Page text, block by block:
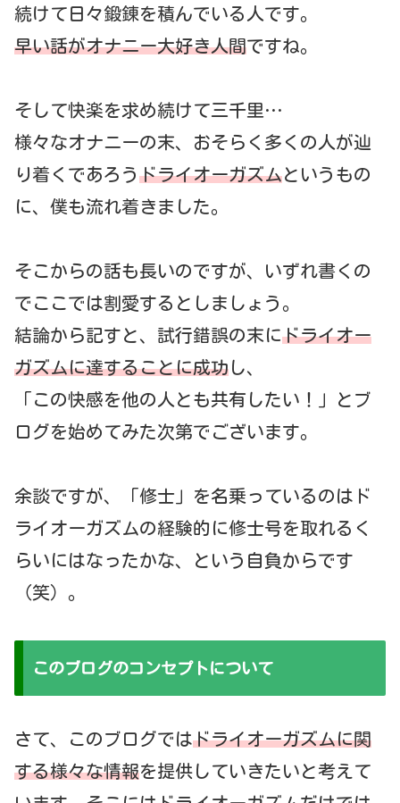
続けて日々鍛錬を積んでいる人です。
早い話がオナニー大好き人間ですね。
そして快楽を求め続けて三千里…
様々なオナニーの末、おそらく多くの人が辿
り着くであろう ドライオーガズムというもの
に、僕も流れ着きました。
そこからの話も長いのですが、いずれ書くの
でここでは割愛するとしましょう。
結論から記すと、試行錯誤の末にドライオー
ガズムに達することに成功 し、
「この快感を他の人とも共有したい！」とブ
ログを始めてみた次第でございます。
余談ですが、「修士」を名乗っているのはド
ライオーガズムの経験的に修士号を取れるく
らいにはなったかな、という自負からです
（笑）。
このブログのコンセプトについて
さて、このブログではドライオーガズムに関
する様々な情報を提供していきたいと考えて